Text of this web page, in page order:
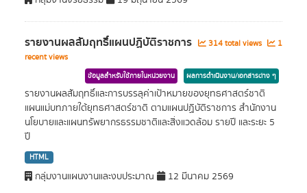
รายงานผลสัมฤทธิ์แผนปฏิบัติราชการ 314 total views
1
recent views
ข้อมูลสำหรับใช้ภายในหน่วยงาน ผลการดำเนินงาน/เอกสารต่าง ๆ
รายงานผลสัมฤทธิ์และการบรรลุค่าเป้าหมายของยุทธศาสตร์ชาติ
แผนแม่บทภายใต้ยุทธศาสตร์ชาติ ตามแผนปฏิบัติราชการ สำนักงาน
นโยบายและแผนทรัพยากรธรรมชาติและสิ่งแวดล้อม รายปี และระยะ 5
ปี
HTML
กลุ่มงานแผนงานและงบประมาณ 12 มีนาคม 2569